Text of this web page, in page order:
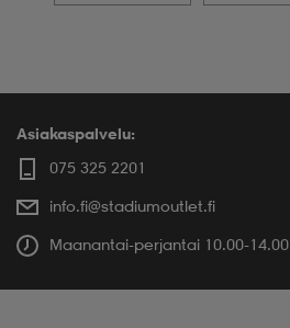
Asiakaspalvelu:
075 325 2201
info.fi@stadiumoutlet.fi
Maanantai-perjantai 10.00-14.00